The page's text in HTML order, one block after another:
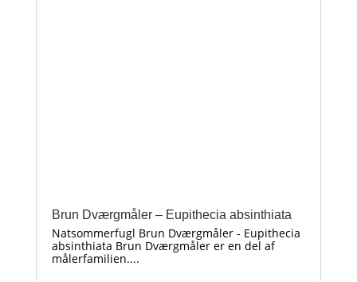
Brun Dværgmåler – Eupithecia absinthiata
Natsommerfugl Brun Dværgmåler - Eupithecia
absinthiata Brun Dværgmåler er en del af
målerfamilien....